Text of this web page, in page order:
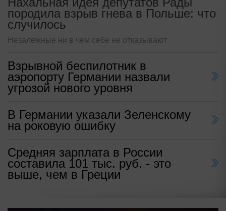
породила взрыв гнева в Польше: что
случилось
Незалежные ни в чем себе не отказывают
Взрывной беспилотник в
аэропорту Германии назвали
угрозой нового уровня
В Германии указали Зеленскому
на роковую ошибку
Средняя зарплата в России
составила 101 тыс. руб. - это
выше, чем в Греции